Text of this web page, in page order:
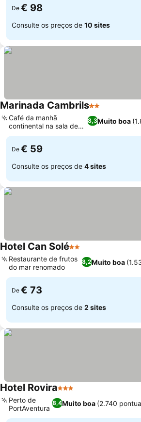
De € 98
Consulte os preços de 10 sites
Marinada Cambrils2 Estrelas
8,3Muito boa
Café da manhã
continental na sala de
jantar
De € 59
Consulte os preços de 4 sites
Hotel Can Solé2 Estrelas
8,2Muito boa
Restaurante de frutos
do mar renomado
De € 73
Consulte os preços de 2 sites
Hotel Rovira3 Estrelas
8,4Muito boa (2.740
Perto de
PortAventura